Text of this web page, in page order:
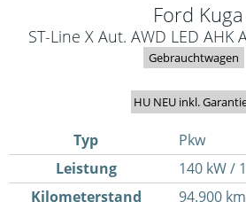
Ford Kuga
ST-Line X Aut. AWD LED AHK
Gebrauchtwagen
HU NEU inkl.
Typ
Pkw
Leistung
140 kW /
Kilometerstand
94.900 km